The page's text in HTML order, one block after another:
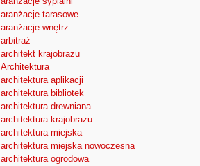
aranżacje tarasowe
aranżacje wnętrz
arbitraż
architekt krajobrazu
Architektura
architektura aplikacji
architektura bibliotek
architektura drewniana
architektura krajobrazu
architektura miejska
architektura miejska nowoczesna
architektura ogrodowa